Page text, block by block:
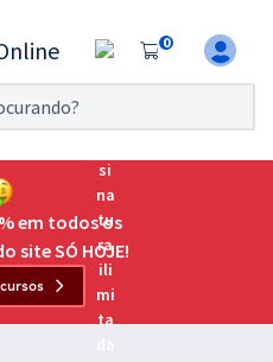
0
7 dias!
o Exame da
as principais
em todos os
site SÓ HOJE!